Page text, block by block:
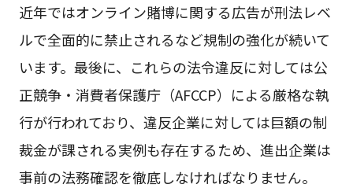
近年ではオンライン賭博に関する広告が刑法レベ
ルで全面的に禁止されるなど規制の強化が続いて
います。最後に、これらの法令違反に対しては公
正競争・消費者保護庁（AFCCP）による厳格な執
行が行われており、違反企業に対しては巨額の制
裁金が課される実例も存在するため、進出企業は
事前の法務確認を徹底しなければなりません。